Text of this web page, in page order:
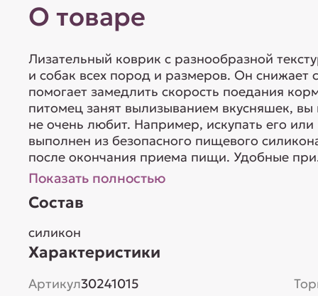
О товаре
Лизательный коврик с разнообразной
и собак всех пород и размеров. Он снижает
помогает замедлить скорость поедания
питомец занят вылизыванием вкусняшек,
не очень любит. Например, искупать его
выполнен из безопасного пищевого
после окончания приема пищи. Удобные
Показать полностью
Состав
силикон
Характеристики
Артикул30241015